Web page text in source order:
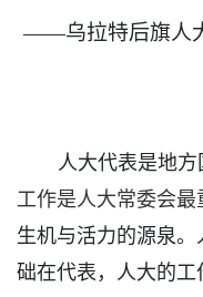
——乌拉特后旗人
人大代表是地方
工作是人大常委会
生机与活力的源泉。
础在代表，人大的